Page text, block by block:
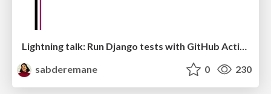
sabderemane
0 230